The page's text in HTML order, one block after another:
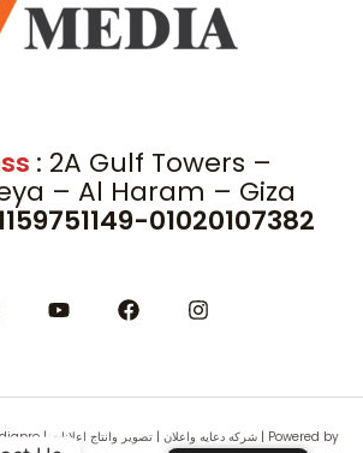
: 2A Gulf Towers –
– Al Haram – Giza
01020107382
Copyright © 2026 v-mediapro | شركه دعايه واعلان | تصوير وانتاج اعلانات | Powered by